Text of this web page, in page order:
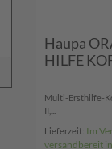
Haupa
HILFE
Multi-Ersthilfe-
II,...
Lieferzeit: Im
versandbereit